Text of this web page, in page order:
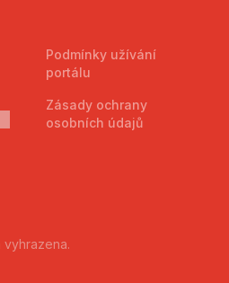
Podmínky užívání
portálu
Zásady ochrany
osobních údajů